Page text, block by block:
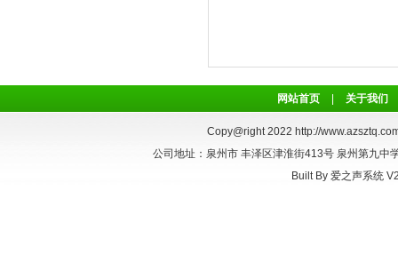
网站首页 关于我们
Copy@right 2022 http://
公司地址：泉州市 丰泽区津淮街413号 泉州第九
Built By 爱之声系统